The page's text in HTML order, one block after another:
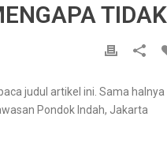
judul artikel ini. Sama halnya
Pondok Indah, Jakarta